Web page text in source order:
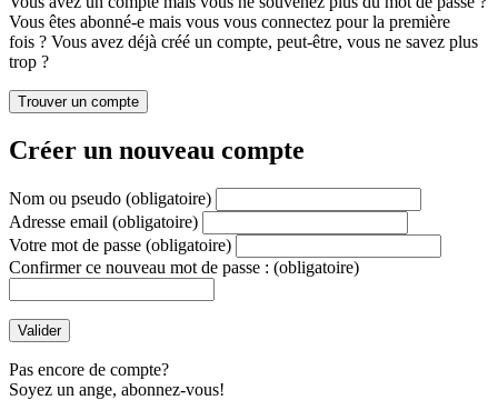
Vous êtes abonné-e mais vous vous connectez pour la première
fois ? Vous avez déjà créé un compte, peut-être, vous ne savez plus
trop ?
Créer un nouveau compte
Nom ou pseudo (obligatoire)
Adresse email (obligatoire)
Votre mot de passe (obligatoire)
Confirmer ce nouveau mot de passe : (obligatoire)
Pas encore de compte?
Soyez un ange, abonnez-vous!